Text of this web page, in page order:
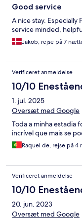
Good service
A nice stay.
service minded,
Jakob, rejse på 7
Verificeret anmeldelse
10/10
1. jul. 2025
Oversæt med Google
Toda a minha estadia
incrível que mais se
Raquel de, rejse på 4
Verificeret anmeldelse
10/10
20. jun. 2023
Oversæt med Google